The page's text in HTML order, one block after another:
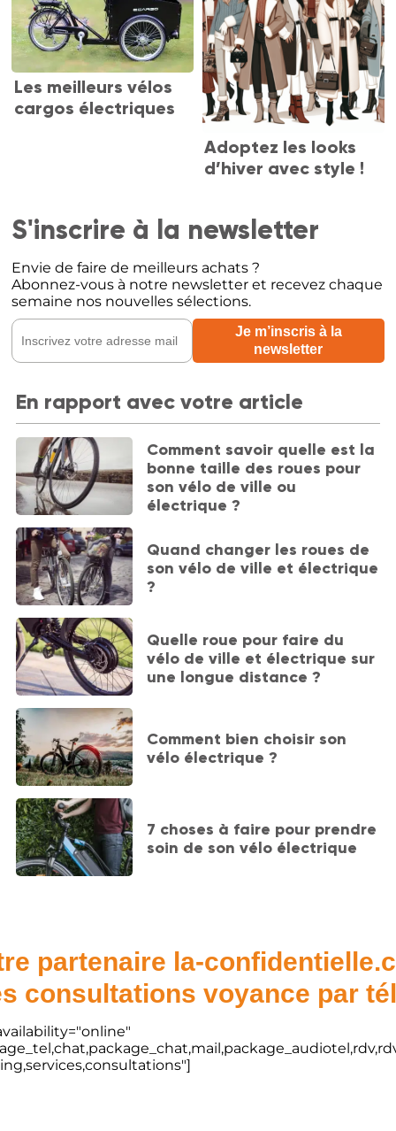
Les meilleurs vélos
cargos électriques
Adoptez les looks
d’hiver avec style !
S'inscrire à la newsletter
Envie de faire de meilleurs achats ?
Abonnez-vous à notre newsletter et recevez chaque
semaine nos nouvelles sélections.
En rapport avec votre article
Comment savoir quelle est la
bonne taille des roues pour
son vélo de ville ou
électrique ?
Quand changer les roues de
son vélo de ville et électrique
?
Quelle roue pour faire du
vélo de ville et électrique sur
une longue distance ?
Comment bien choisir son
vélo électrique ?
7 choses à faire pour prendre
soin de son vélo électrique
partenaire la-
consultations voyance par